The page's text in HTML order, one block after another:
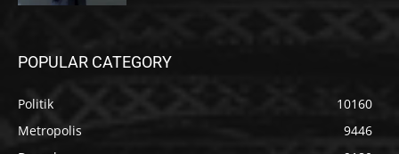
POPULAR CATEGORY
Politik
10160
Metropolis
9446